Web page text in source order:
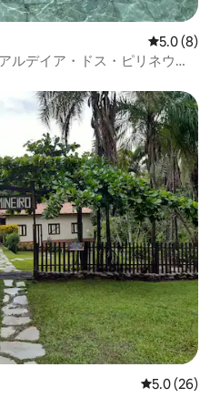
レビュー8
5.0 (8)
ルデイア・ドス・ピリネウス
レビュー26
5.0 (26)